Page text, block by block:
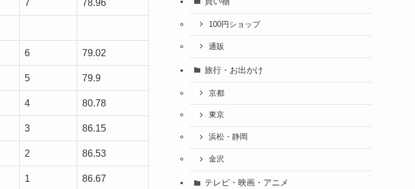
7 78.96
6 79.02
5 79.9
4 80.78
3 86.15
2 86.53
1 86.67
100円ショップ
通販
旅行・お出かけ
京都
東京
浜松・静岡
金沢
テレビ・映画・アニメ